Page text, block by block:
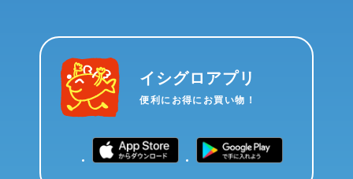
イシグロアプリ
便利にお得にお買い物！